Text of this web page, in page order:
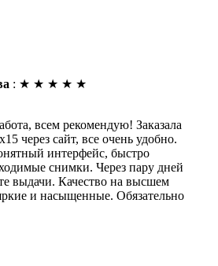
: ★ ★ ★ ★ ★
всем рекомендую! Заказала
через сайт, все очень удобно.
интерфейс, быстро
снимки. Через пару дней
выдачи. Качество на высшем
и насыщенные. Обязательно